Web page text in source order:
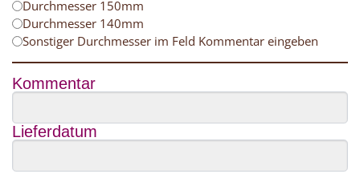
Durchmesser 150mm
Durchmesser 140mm
Sonstiger Durchmesser im Feld Kommentar eingeben
Kommentar
Lieferdatum